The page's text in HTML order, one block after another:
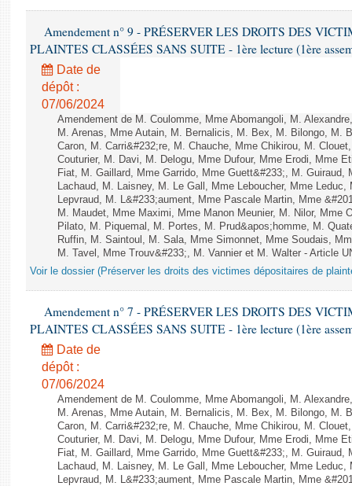
Amendement n° 9 - PRÉSERVER LES DROITS DES
PLAINTES CLASSÉES SANS SUITE - 1ère lecture (1ère
Date de
dépôt :
07/06/2024
Amendement de M. Coulomme, Mme Abomangoli, M.
M. Arenas, Mme Autain, M. Bernalicis, M. Bex, M. Bilongo, M.
Caron, M. Carri&#232;re, M. Chauche, Mme Chikirou, M.
Couturier, M. Davi, M. Delogu, Mme Dufour, Mme Erodi, Mme
Fiat, M. Gaillard, Mme Garrido, Mme Guett&#233;, M.
Lachaud, M. Laisney, M. Le Gall, Mme Leboucher, Mme
Lepvraud, M. L&#233;aument, Mme Pascale Martin, Mme
M. Maudet, Mme Maximi, Mme Manon Meunier, M. Nilor, Mme
Pilato, M. Piquemal, M. Portes, M. Prud&apos;homme, M.
Ruffin, M. Saintoul, M. Sala, Mme Simonnet, Mme Soudais,
M. Tavel, Mme Trouv&#233;, M. Vannier et M. Walter - Article
Voir le dossier (Préserver les droits des victimes dépositaires de
Amendement n° 7 - PRÉSERVER LES DROITS DES
PLAINTES CLASSÉES SANS SUITE - 1ère lecture (1ère
Date de
dépôt :
07/06/2024
Amendement de M. Coulomme, Mme Abomangoli, M.
M. Arenas, Mme Autain, M. Bernalicis, M. Bex, M. Bilongo, M.
Caron, M. Carri&#232;re, M. Chauche, Mme Chikirou, M.
Couturier, M. Davi, M. Delogu, Mme Dufour, Mme Erodi, Mme
Fiat, M. Gaillard, Mme Garrido, Mme Guett&#233;, M.
Lachaud, M. Laisney, M. Le Gall, Mme Leboucher, Mme
Lepvraud, M. L&#233;aument, Mme Pascale Martin, Mme